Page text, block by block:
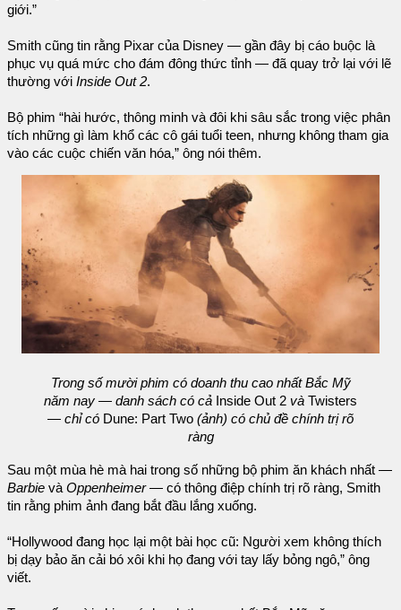
giới.”
Smith cũng tin rằng Pixar của Disney — gần đây bị cáo buộc là
phục vụ quá mức cho đám đông thức tỉnh — đã quay trở lại với lẽ
thường với Inside Out 2.
Bộ phim “hài hước, thông minh và đôi khi sâu sắc trong việc phân
tích những gì làm khổ các cô gái tuổi teen, nhưng không tham gia
vào các cuộc chiến văn hóa,” ông nói thêm.
Trong số mười phim có doanh thu cao nhất Bắc Mỹ
năm nay — danh sách có cả Inside Out 2 và Twisters
— chỉ có Dune: Part Two (ảnh) có chủ đề chính trị rõ
ràng
Sau một mùa hè mà hai trong số những bộ phim ăn khách nhất —
Barbie vàOppenheimer— có thông điệp chính trị rõ ràng, Smith
tin rằng phim ảnh đang bắt đầu lắng xuống.
“Hollywood đang học lại một bài học cũ: Người xem không thích
bị dạy bảo ăn cải bó xôi khi họ đang với tay lấy bỏng ngô,” ông
viết.